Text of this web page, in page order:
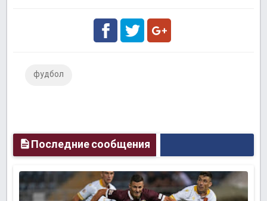
фудбол
Последние сообщения